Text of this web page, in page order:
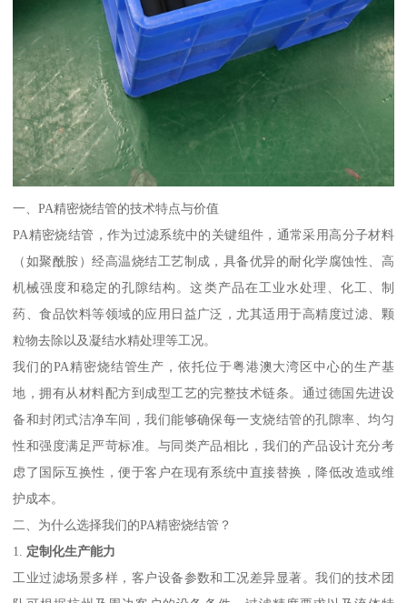
一、PA精密烧结管的技术特点与价值
PA精密烧结管，作为过滤系统中的关键组件，通常采用高分子材料
（如聚酰胺）经高温烧结工艺制成，具备优异的耐化学腐蚀性、高
机械强度和稳定的孔隙结构。这类产品在工业水处理、化工、制
药、食品饮料等领域的应用日益广泛，尤其适用于高精度过滤、颗
粒物去除以及凝结水精处理等工况。
我们的PA精密烧结管生产，依托位于粤港澳大湾区中心的生产基
地，拥有从材料配方到成型工艺的完整技术链条。通过德国先进设
备和封闭式洁净车间，我们能够确保每一支烧结管的孔隙率、均匀
性和强度满足严苛标准。与同类产品相比，我们的产品设计充分考
虑了国际互换性，便于客户在现有系统中直接替换，降低改造或维
护成本。
二、为什么选择我们的PA精密烧结管？
1. 定制化生产能力
工业过滤场景多样，客户设备参数和工况差异显著。我们的技术团